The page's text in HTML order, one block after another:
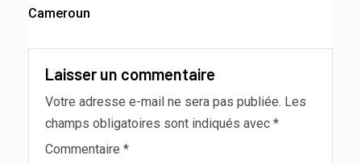
Cameroun
Laisser un commentaire
Votre adresse e-mail ne sera pas publiée. Les
champs obligatoires sont indiqués avec *
Commentaire *